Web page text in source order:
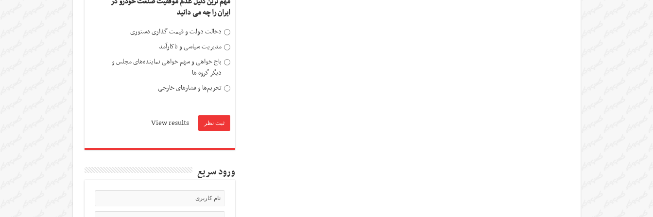
ایران را چه می دانید
دخالت دولت و قیمت گذاری دستوری
مدیریت سیاسی و ناکارآمد
باج خواهی و سهم خواهی نماینده‌های مجلس و
دیگر گروه ها
تحریم‌ها و فشارهای خارجی
View results
ورود سریع